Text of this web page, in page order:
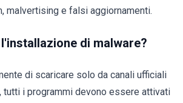
malvertising e falsi aggiornamenti.
di malware?
di scaricare solo da canali ufficiali
tutti i programmi devono essere attivati